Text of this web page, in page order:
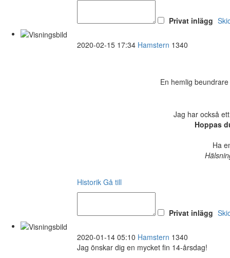
Privat inlägg
2020-02-15 17:34 Hamstern 1340
En hemlig
Jag har också
Hoppas
Ha
Historik Gå till
Privat inlägg
2020-01-14 05:10 Hamstern 1340
Jag önskar dig en mycket fin 14-årsdag!